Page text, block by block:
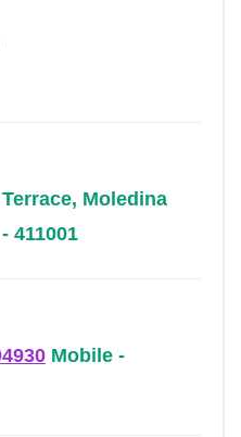
Moledina
411001
Mobile -